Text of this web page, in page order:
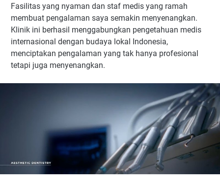
Fasilitas yang nyaman dan staf medis yang ramah
membuat pengalaman saya semakin menyenangkan.
Klinik ini berhasil menggabungkan pengetahuan medis
internasional dengan budaya lokal Indonesia,
menciptakan pengalaman yang tak hanya profesional
tetapi juga menyenangkan.